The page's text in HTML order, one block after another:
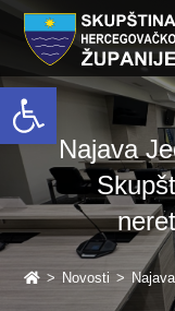
Open
Najava
> Novosti >